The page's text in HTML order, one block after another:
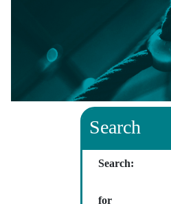
Search
Search:
for